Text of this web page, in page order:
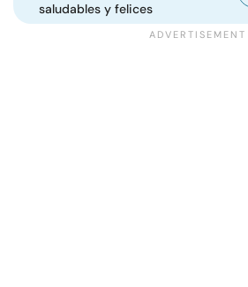
saludables y felices